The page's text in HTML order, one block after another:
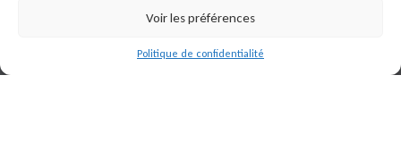
Voir les préférences
Politique de confidentialité